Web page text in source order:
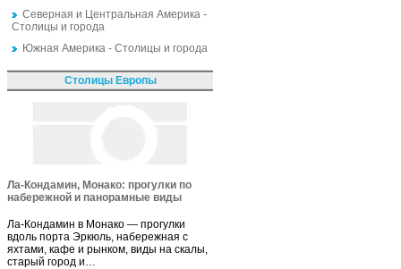
Северная и Центральная Америка -
Столицы и города
Южная Америка - Столицы и города
Столицы Европы
Ла-Кондамин, Монако: прогулки по
набережной и панорамные виды
Ла-Кондамин в Монако — прогулки
вдоль порта Эркюль, набережная с
яхтами, кафе и рынком, виды на скалы,
старый город и…